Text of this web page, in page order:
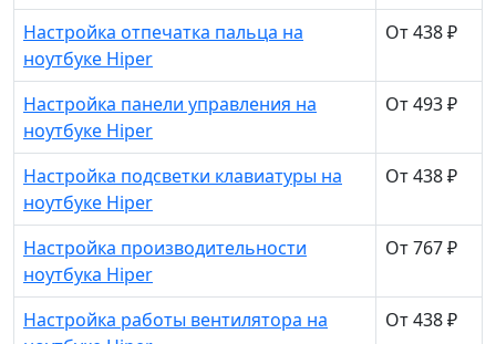
Настройка отпечатка пальца на
ноутбуке Hiper
От 438 ₽
Настройка панели управления на
ноутбуке Hiper
От 493 ₽
Настройка подсветки клавиатуры на
ноутбуке Hiper
От 438 ₽
Настройка производительности
ноутбука Hiper
От 767 ₽
Настройка работы вентилятора на
От 438 ₽